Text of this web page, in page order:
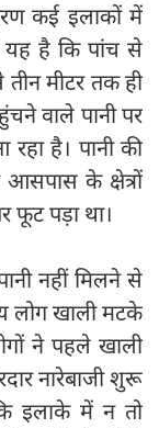
कई इलाकों में
यह है कि पांच से
मीटर तक ही
वाले पानी पर
है। पानी की
के क्षेत्रों
फूट पड़ा था।
नहीं मिलने से
लोग खाली मटके
ने पहले खाली
नारेबाजी शुरू
इलाके में न तो